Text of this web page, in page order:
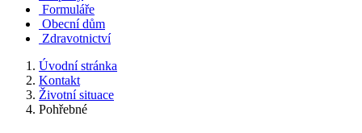
Formuláře
Obecní dům
Zdravotnictví
Úvodní stránka
Kontakt
Životní situace
Pohřebné